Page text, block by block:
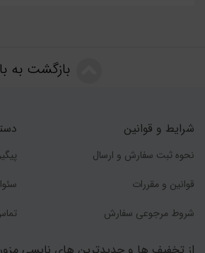
بازگشت به
شرایط و قوانین
نحوه ثبت سفارش و ارسال
قوانین و مقررات
شروط مرجوعی سفارش
از تخفیف ها و جدیدترین های نایسی